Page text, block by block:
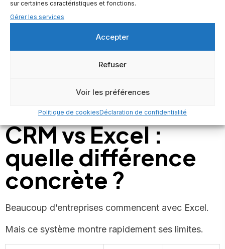
sur certaines caractéristiques et fonctions.
Gérer les services
Accepter
Refuser
Voir les préférences
Politique de cookiesDéclaration de confidentialité
– le taux de conversion
– le nombre de leads
– les performances des commerciaux.
CRM vs Excel :
quelle différence
concrète ?
Beaucoup d’entreprises commencent avec Excel.
Mais ce système montre rapidement ses limites.